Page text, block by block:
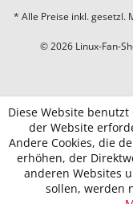
* Alle Preise inkl. gesetzl.
© 2026 Linux-Fan-
Diese Website
der Website
Andere Cookies, die
erhöhen, der
anderen Websites
sollen, werden